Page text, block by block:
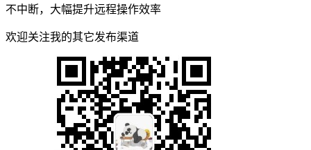
不中断，大幅提升远程操作效率
欢迎关注我的其它发布渠道